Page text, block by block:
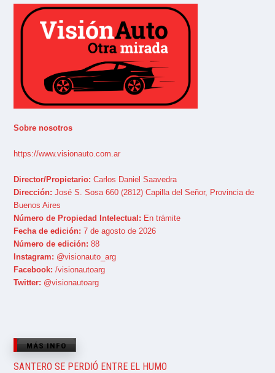
Sobre nosotros
https://www.visionauto.com.ar
Director/Propietario: Carlos Daniel Saavedra
Dirección: José S. Sosa 660 (2812) Capilla del Señor, Provincia de
Buenos Aires
Número de Propiedad Intelectual: En trámite
Fecha de edición: 7 de agosto de 2026
Número de edición: 88
Instagram: @visionauto_arg
Facebook: /visionautoarg
Twitter: @visionautoarg
MÁS INFO
SANTERO SE PERDIÓ ENTRE EL HUMO